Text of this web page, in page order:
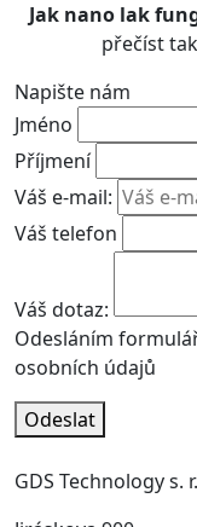
Jak nano lak
přečíst
Napište nám
Jméno
Příjmení
Váš e-mail:
Váš telefon
Váš dotaz:
Odesláním
osobních údajů
Odeslat
GDS Technology s.